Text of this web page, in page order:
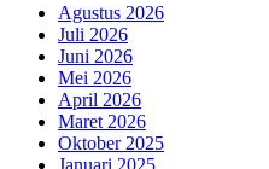
Agustus 2026
Juli 2026
Juni 2026
Mei 2026
April 2026
Maret 2026
Oktober 2025
Januari 2025